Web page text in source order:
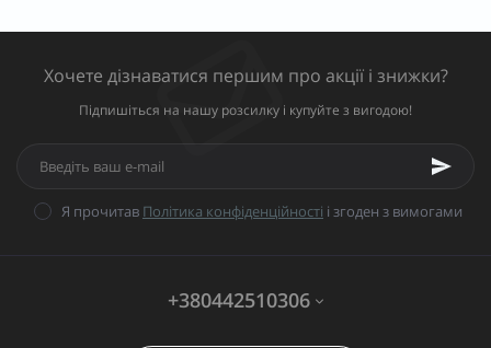
Хочете дізнаватися першим про акції і знижки?
Підпишіться на нашу розсилку і купуйте з вигодою!
Я прочитав Політика конфіденційності і згоден з вимогами
+380442510306